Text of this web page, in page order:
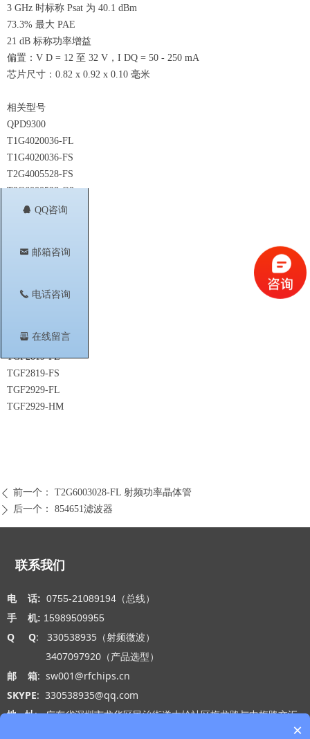
뀩 QQ咨询
낂 邮箱咨询
끅 电话咨询
뀣 在线留言
3 GHz 时标称 Psat 为 40.1 dBm
73.3% 最大 PAE
21 dB 标称功率增益
偏置：V D = 12 至 32 V，I DQ = 50 - 250 mA
芯片尺寸：0.82 x 0.92 x 0.10 毫米
相关型号
QPD9300
T1G4020036-FL
T1G4020036-FS
T2G4005528-FS
T2G6000528-Q3
T2G6001528-Q3
T2G6003028-FS
TGF2023-2-02
TGF2023-2-20
TGF2819-FL
TGF2819-FS
TGF2929-FL
TGF2929-HM
ꄴ 前一个： T2G6003028-FL 射频功率晶体管
ꄲ 后一个： 854651滤波器
联系我们
电 话: 0755-21089194（总线）
手 机: 15989509955
Q Q: 330538935（射频微波）
3407097920（产品选型）
邮 箱: sw001@rfchips.cn
SKYPE: 330538935@qq.com
地 址: 广东省深圳市龙华区民治街道大岭社区梅龙路与中梅路交汇
×